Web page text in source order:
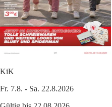
KiK
Fr. 7.8. - Sa. 22.8.2026